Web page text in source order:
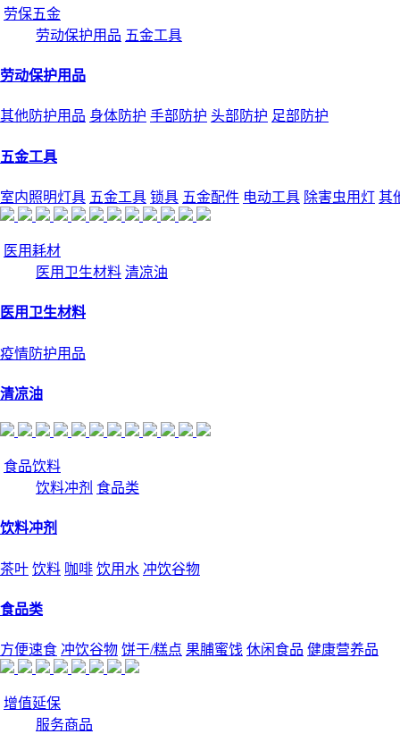
劳保五金
劳动保护用品 五金工具
劳动保护用品
其他防护用品 身体防护 手部防护 头部防护 足部防护
五金工具
室内照明灯具 五金工具 锁具 五金配件 电动工具 除害虫用灯 其
医用耗材
医用卫生材料 清凉油
医用卫生材料
疫情防护用品
清凉油
食品饮料
饮料冲剂 食品类
饮料冲剂
茶叶 饮料 咖啡 饮用水 冲饮谷物
食品类
方便速食 冲饮谷物 饼干/糕点 果脯蜜饯 休闲食品 健康营养品
增值延保
服务商品